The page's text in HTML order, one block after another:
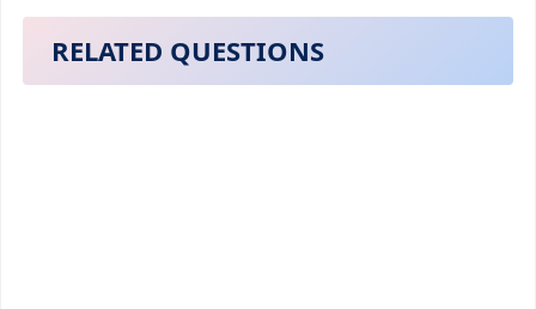
RELATED QUESTIONS